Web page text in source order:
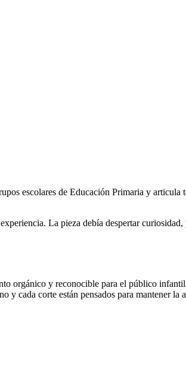
escolares de Educación Primaria y
La pieza debía despertar
orgánico y reconocible para el público
cada corte están pensados para mantener